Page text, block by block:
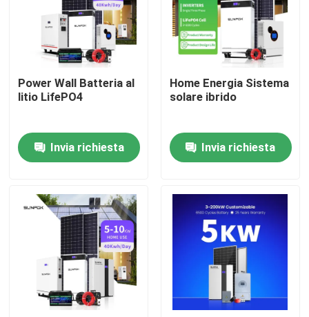
Casa.
Prodotti
Chi Siamo
Power Wall Batteria al
litio LifePO4
Invia richiesta
Home Energia Sistema
solare ibrido
Invia richiesta